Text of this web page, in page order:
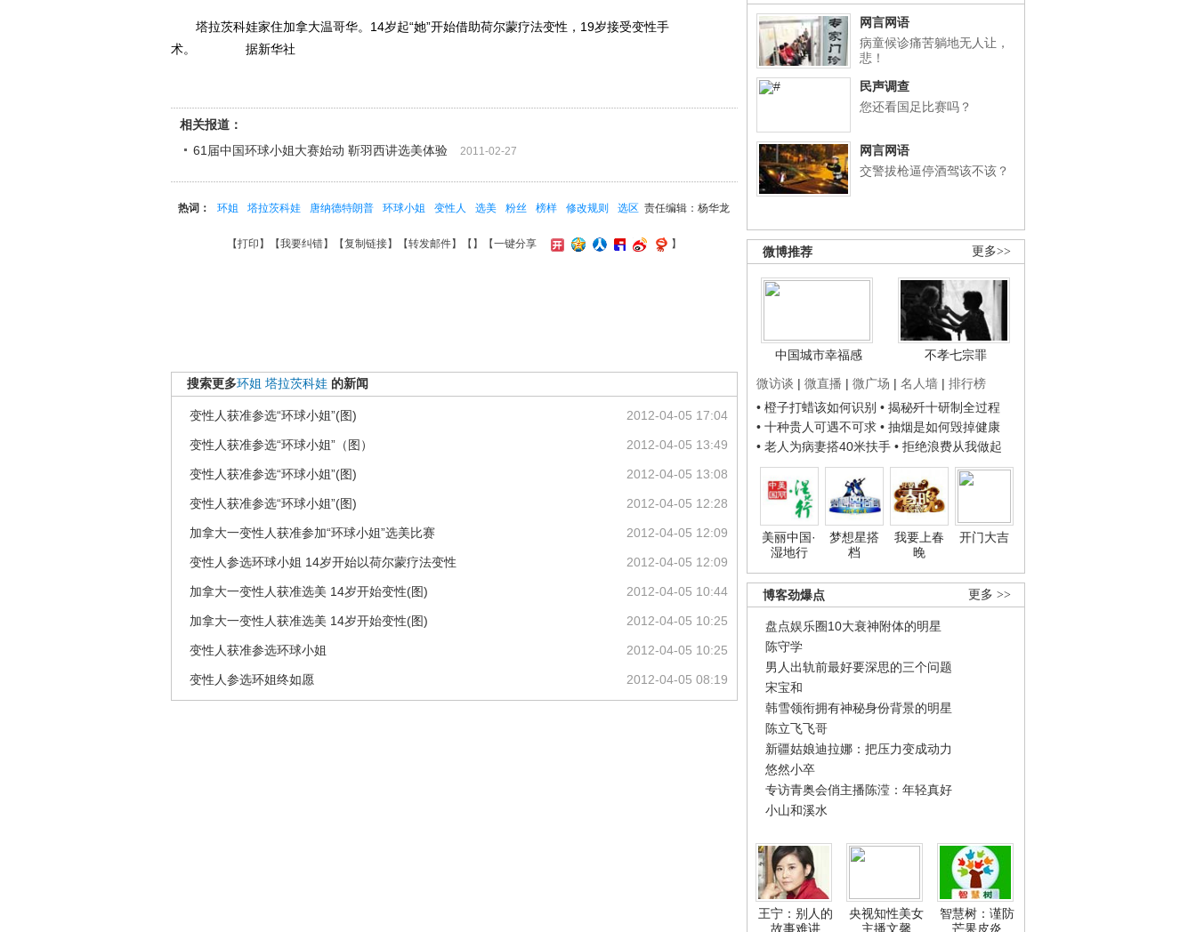
网言网语
病童候诊痛苦躺地无人让，
悲！
民声调查
您还看国足比赛吗？
网言网语
交警拔枪逼停酒驾该不该？
更多>>
微博推荐
中国城市幸福感
不孝七宗罪
微访谈 | 微直播 | 微广场 | 名人墙 | 排行榜
• 橙子打蜡该如何识别 • 揭秘歼十研制全过程
• 十种贵人可遇不可求 • 抽烟是如何毁掉健康
• 老人为病妻搭40米扶手 • 拒绝浪费从我做起
美丽中国·
湿地行
梦想星搭
档
我要上春
晚
开门大吉
更多 >>
博客劲爆点
盘点娱乐圈10大衰神附体的明星
陈守学
男人出轨前最好要深思的三个问题
宋宝和
韩雪领衔拥有神秘身份背景的明星
陈立飞飞哥
新疆姑娘迪拉娜：把压力变成动力
悠然小卒
专访青奥会俏主播陈滢：年轻真好
小山和溪水
王宁：别人的
故事难讲
央视知性美女
主播文馨
智慧树：谨防
芒果皮炎
塔拉茨科娃家住加拿大温哥华。14岁起“她”开始借助荷尔蒙疗法变性，19岁接受变性手
术。 据新华社
相关报道：
61届中国环球小姐大赛始动 靳羽西讲选美体验
2011-02-27
责任编辑：杨华龙
热词： 环姐 塔拉茨科娃 唐纳德特朗普 环球小姐 变性人 选美 粉丝 榜样 修改规则 选区
【打印 】【我要纠错】【复制链接】【转发邮件】【 】 【一键分享 】
搜索更多环姐 塔拉茨科娃 的新闻
2012-04-05 17:04
变性人获准参选“环球小姐”(图)
2012-04-05 13:49
变性人获准参选“环球小姐”（图）
2012-04-05 13:08
变性人获准参选“环球小姐”(图)
2012-04-05 12:28
变性人获准参选“环球小姐”(图)
2012-04-05 12:09
加拿大一变性人获准参加“环球小姐”选美比赛
2012-04-05 12:09
变性人参选环球小姐 14岁开始以荷尔蒙疗法变性
2012-04-05 10:44
加拿大一变性人获准选美 14岁开始变性(图)
2012-04-05 10:25
加拿大一变性人获准选美 14岁开始变性(图)
2012-04-05 10:25
变性人获准参选环球小姐
2012-04-05 08:19
变性人参选环姐终如愿